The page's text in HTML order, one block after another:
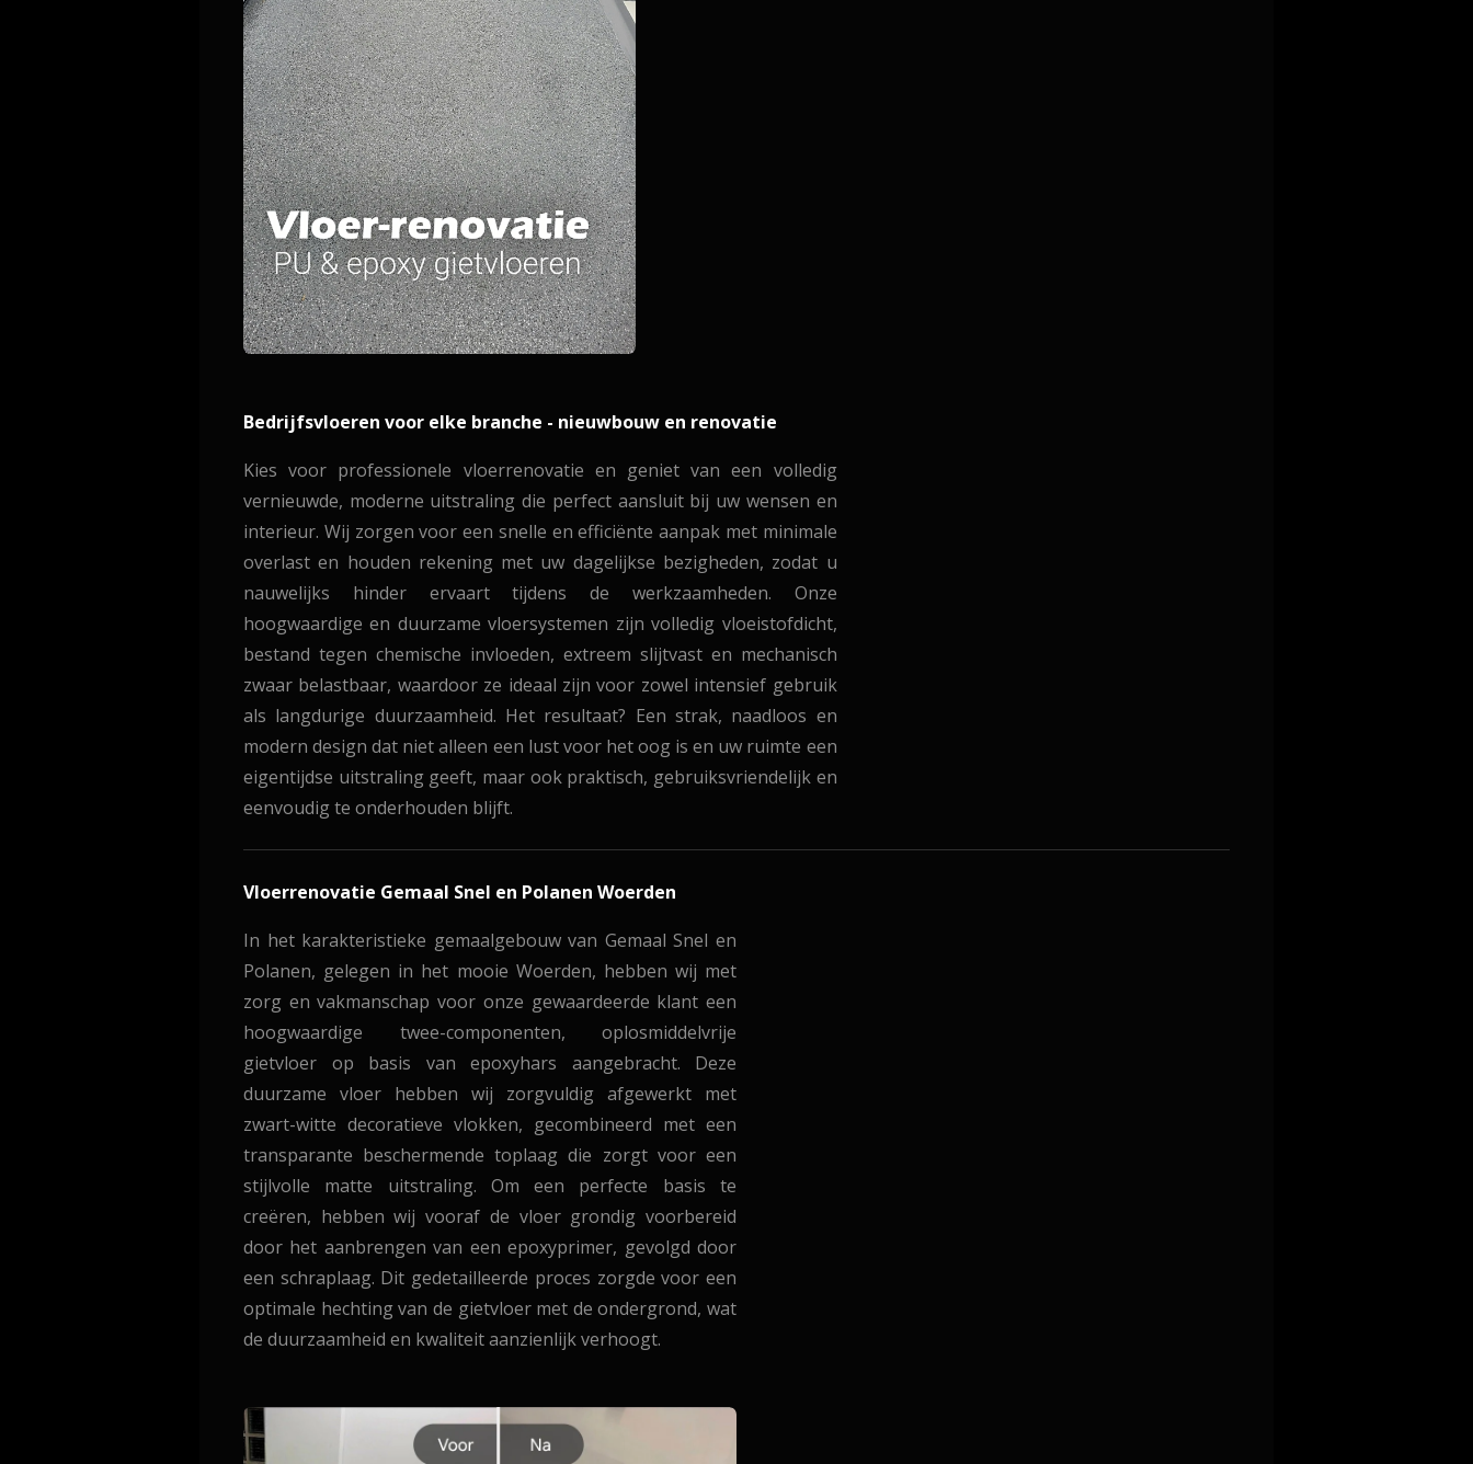
Bedrijfsvloeren voor elke branche - nieuwbouw en renovatie
Kies voor professionele vloerrenovatie en geniet van een volledig
vernieuwde, moderne uitstraling die perfect aansluit bij uw wensen en
interieur. Wij zorgen voor een snelle en efficiënte aanpak met minimale
overlast en houden rekening met uw dagelijkse bezigheden, zodat u
nauwelijks hinder ervaart tijdens de werkzaamheden. Onze
hoogwaardige en duurzame vloersystemen zijn volledig vloeistofdicht,
bestand tegen chemische invloeden, extreem slijtvast en mechanisch
zwaar belastbaar, waardoor ze ideaal zijn voor zowel intensief gebruik
als langdurige duurzaamheid. Het resultaat? Een strak, naadloos en
modern design dat niet alleen een lust voor het oog is en uw ruimte een
eigentijdse uitstraling geeft, maar ook praktisch, gebruiksvriendelijk en
eenvoudig te onderhouden blijft.
Vloerrenovatie Gemaal Snel en Polanen Woerden
In het karakteristieke gemaalgebouw van Gemaal Snel en
Polanen, gelegen in het mooie Woerden, hebben wij met
zorg en vakmanschap voor onze gewaardeerde klant een
hoogwaardige twee-componenten, oplosmiddelvrije
gietvloer op basis van epoxyhars aangebracht. Deze
duurzame vloer hebben wij zorgvuldig afgewerkt met
zwart-witte decoratieve vlokken, gecombineerd met een
transparante beschermende toplaag die zorgt voor een
stijlvolle matte uitstraling. Om een perfecte basis te
creëren, hebben wij vooraf de vloer grondig voorbereid
door het aanbrengen van een epoxyprimer, gevolgd door
een schraplaag. Dit gedetailleerde proces zorgde voor een
optimale hechting van de gietvloer met de ondergrond, wat
de duurzaamheid en kwaliteit aanzienlijk verhoogt.